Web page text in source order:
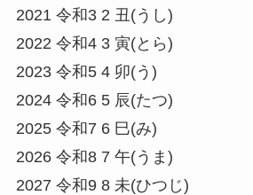
2021 令和3 2 丑(うし)
2022 令和4 3 寅(とら)
2023 令和5 4 卯(う)
2024 令和6 5 辰(たつ)
2025 令和7 6 巳(み)
2026 令和8 7 午(うま)
2027 令和9 8 未(ひつじ)